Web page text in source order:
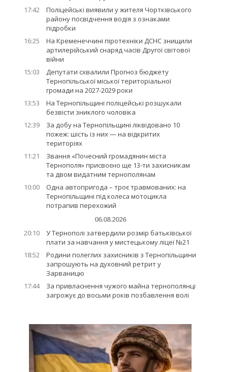
17:42
Поліцейські виявили у жителя Чортківського
району посвідчення водія з ознаками
підробки
16:25
На Кременеччині піротехніки ДСНС знищили
артилерійський снаряд часів Другої світової
війни
15:03
Депутати схвалили Прогноз бюджету
Тернопільської міської територіальної
громади на 2027-2029 роки
13:53
На Тернопільщині поліцейські розшукали
безвісти зниклого чоловіка
12:39
За добу на Тернопільщині ліквідовано 10
пожеж: шість із них — на відкритих
територіях
11:21
Звання «Почесний громадянин міста
Тернополя» присвоєно ще 13-ти захисникам
та двом видатним тернополянам
10:00
Одна автопригода – троє травмованих: на
Тернопільщині під колеса мотоцикла
потрапив перехожий
06.08.2026
20:10
У Тернополі затвердили розмір батьківської
плати за навчання у мистецькому ліцеї №21
18:52
Родини полеглих захисників з Тернопільщини
запрошують на духовний ретрит у
Зарваницю
17:44
За привласнення чужого майна тернополянці
загрожує до восьми років позбавлення волі